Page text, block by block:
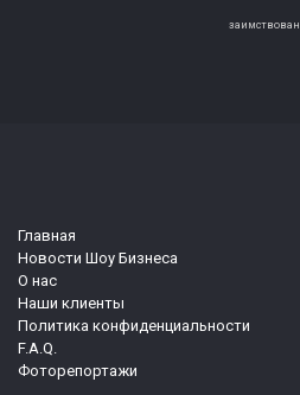
заимствован.
Главная
Новости Шоу Бизнеса
О нас
Наши клиенты
Политика конфиденциальности
F.A.Q.
Фоторепортажи